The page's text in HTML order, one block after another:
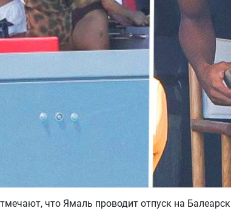
что Ямаль проводит отпуск на